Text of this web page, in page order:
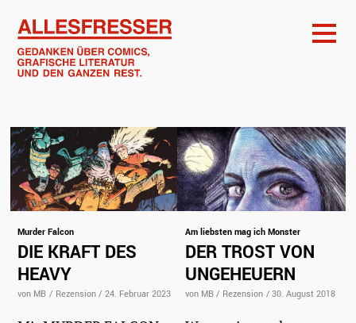
Murder Falcon
DIE KRAFT DES
HEAVY
von MB / Rezension / 24. Februar 2023
Am liebsten mag ich Monster
DER TROST VON
UNGEHEUERN
von MB / Rezension / 30. August 2018